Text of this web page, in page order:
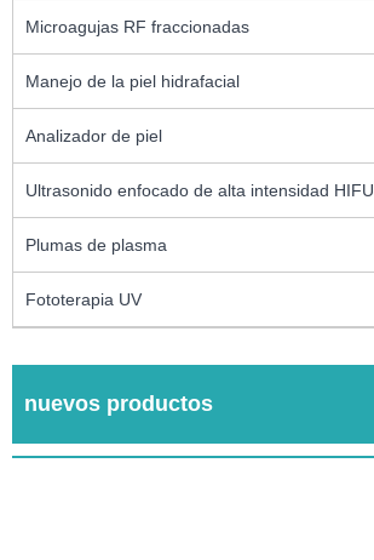
Microagujas RF fraccionadas
Manejo de la piel hidrafacial
Analizador de piel
Ultrasonido enfocado de alta intensidad HIFU
Plumas de plasma
Fototerapia UV
nuevos productos